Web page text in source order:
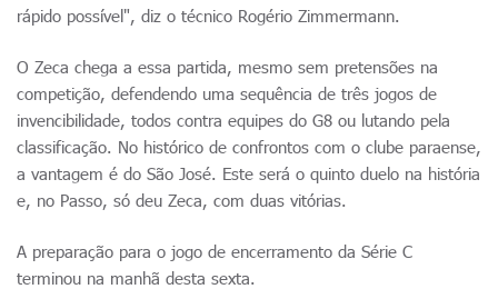
rápido possível", diz o técnico Rogério Zimmermann.
O Zeca chega a essa partida, mesmo sem pretensões na
competição, defendendo uma sequência de três jogos de
invencibilidade, todos contra equipes do G8 ou lutando pela
classificação. No histórico de confrontos com o clube paraense,
a vantagem é do São José. Este será o quinto duelo na história
e, no Passo, só deu Zeca, com duas vitórias.
A preparação para o jogo de encerramento da Série C
terminou na manhã desta sexta.